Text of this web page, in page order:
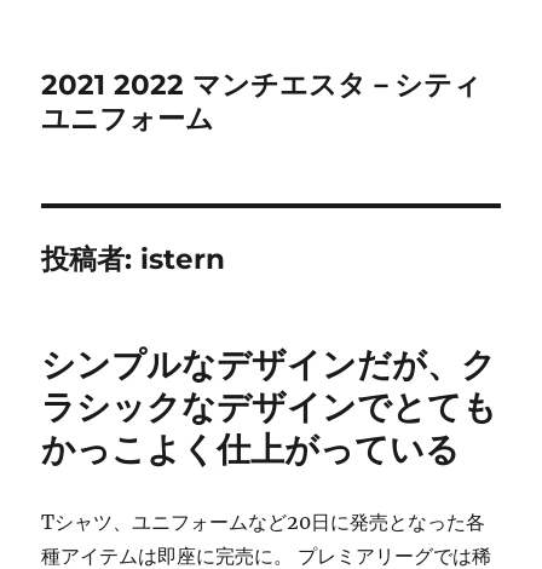
2021 2022 マンチエスタ－シティ
ユニフォーム
投稿者: istern
シンプルなデザインだが、ク
ラシックなデザインでとても
かっこよく仕上がっている
Tシャツ、ユニフォームなど20日に発売となった各
種アイテムは即座に完売に。 プレミアリーグでは稀